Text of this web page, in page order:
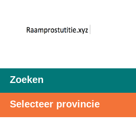
Zoeken
Selecteer provincie